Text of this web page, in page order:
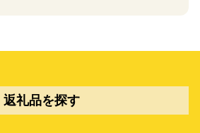
返礼品を探す